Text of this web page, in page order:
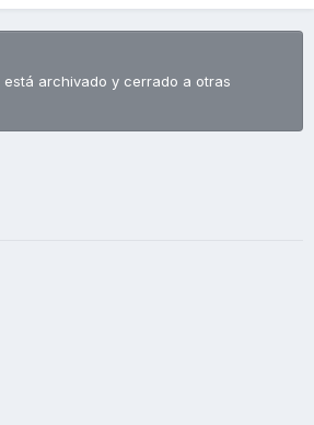
está archivado y cerrado a otras